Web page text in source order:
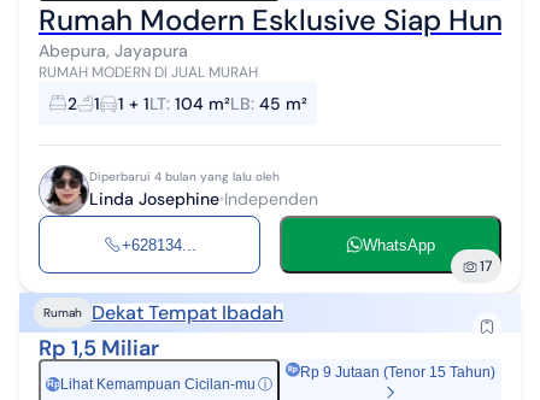
Rumah Modern Esklusive Siap Huni
Abepura, Jayapura
RUMAH MODERN DI JUAL MURAH
2 1 1 + 1LT: 104 m²LB: 45 m²
Diperbarui 4 bulan yang lalu oleh
Linda Josephine Independen
+628134... WhatsApp
17
Rumah Dekat Tempat Ibadah
Rp 1,5 Miliar
Rp Lihat Kemampuan Cicilan-mu ⓘ
Rp 9 Jutaan (Tenor 15 Tahun)